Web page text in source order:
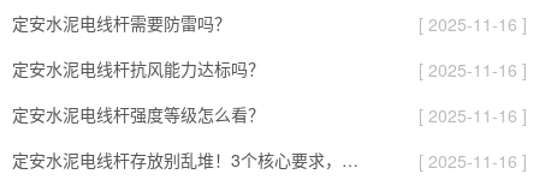
定安水泥电线杆需要防雷吗？
[ 2025-11-16 ]
定安水泥电线杆抗风能力达标吗？
[ 2025-11-16 ]
定安水泥电线杆强度等级怎么看？
[ 2025-11-16 ]
定安水泥电线杆存放别乱堆！3个核心要求，避免风吹雨打变“废杆”
[ 2025-11-16 ]